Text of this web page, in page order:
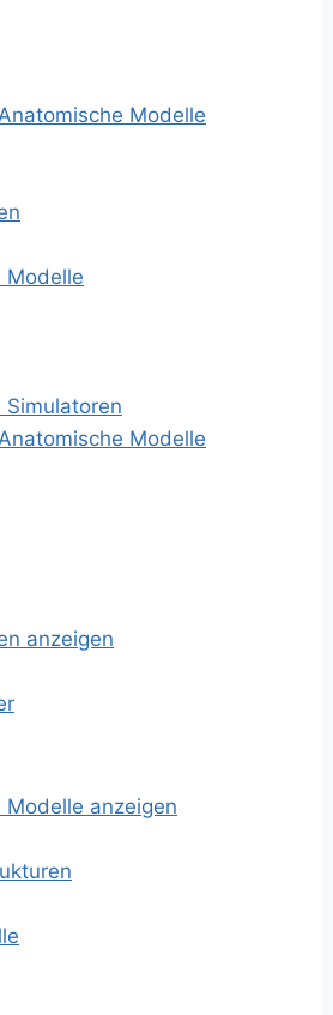
Modelle
Modelle
Simulatoren
Modelle
anzeigen
anzeigen